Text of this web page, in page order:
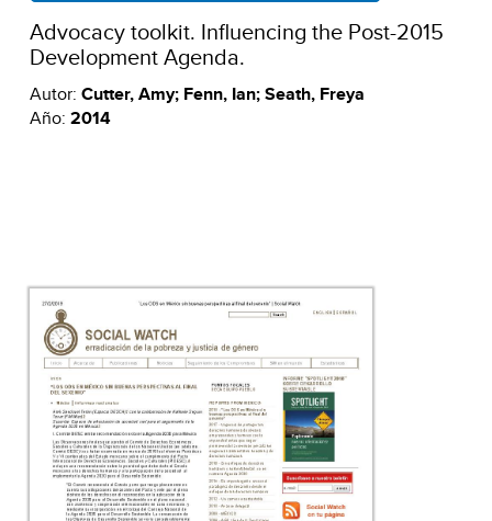
Advocacy toolkit. Influencing the Post-2015
Development Agenda.
Autor: Cutter, Amy; Fenn, Ian; Seath, Freya
Año: 2014